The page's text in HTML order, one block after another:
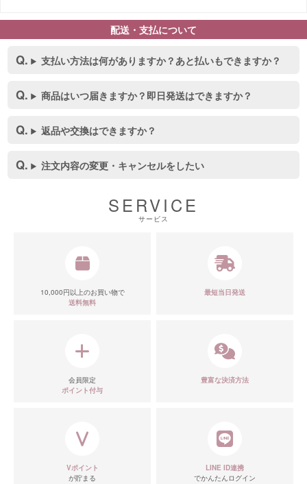
配送・支払について
支払い方法は何がありますか？あと払いもできますか？
商品はいつ届きますか？即日発送はできますか？
返品や交換はできますか？
注文内容の変更・キャンセルをしたい
SERVICE
サービス
10,000円以上のお買い物で
送料無料
最短当日発送
会員限定
ポイント付与
豊富な決済方法
Vポイント
が貯まる
LINE ID連携
でかんたんログイン